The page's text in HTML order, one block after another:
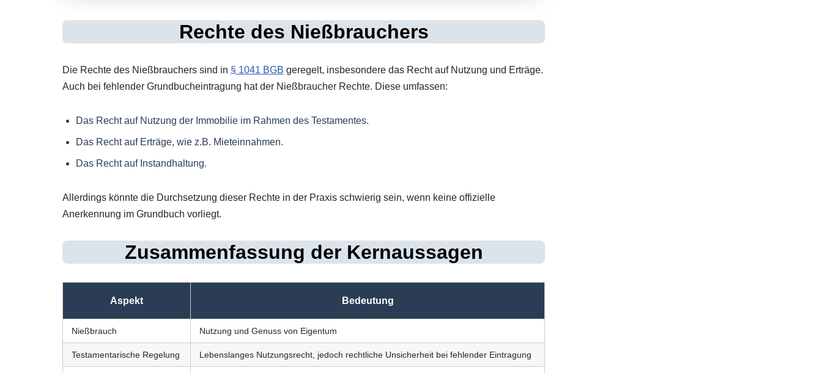
Rechte des Nießbrauchers
Die Rechte des Nießbrauchers sind in § 1041 BGB geregelt, insbesondere das Recht auf Nutzung und Erträge.
Auch bei fehlender Grundbucheintragung hat der Nießbraucher Rechte. Diese umfassen:
Das Recht auf Nutzung der Immobilie im Rahmen des Testamentes.
Das Recht auf Erträge, wie z.B. Mieteinnahmen.
Das Recht auf Instandhaltung.
Allerdings könnte die Durchsetzung dieser Rechte in der Praxis schwierig sein, wenn keine offizielle
Anerkennung im Grundbuch vorliegt.
Zusammenfassung der Kernaussagen
Aspekt Bedeutung
Nießbrauch Nutzung und Genuss von Eigentum
Testamentarische Regelung Lebenslanges Nutzungsrecht, jedoch rechtliche Unsicherheit bei fehlender Eintragung